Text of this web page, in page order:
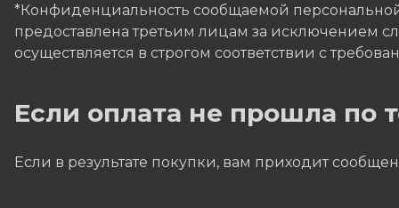
*Конфиденциальность сообщаемой
предоставлена третьим лицам за исключением
осуществляется в строгом соответствии с
Если оплата не прошла по
Если в результате покупки, вам приходит